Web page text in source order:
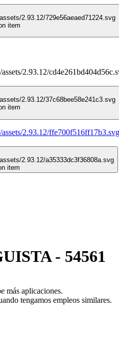
- 54561
más aplicaciones.
tengamos empleos similares.